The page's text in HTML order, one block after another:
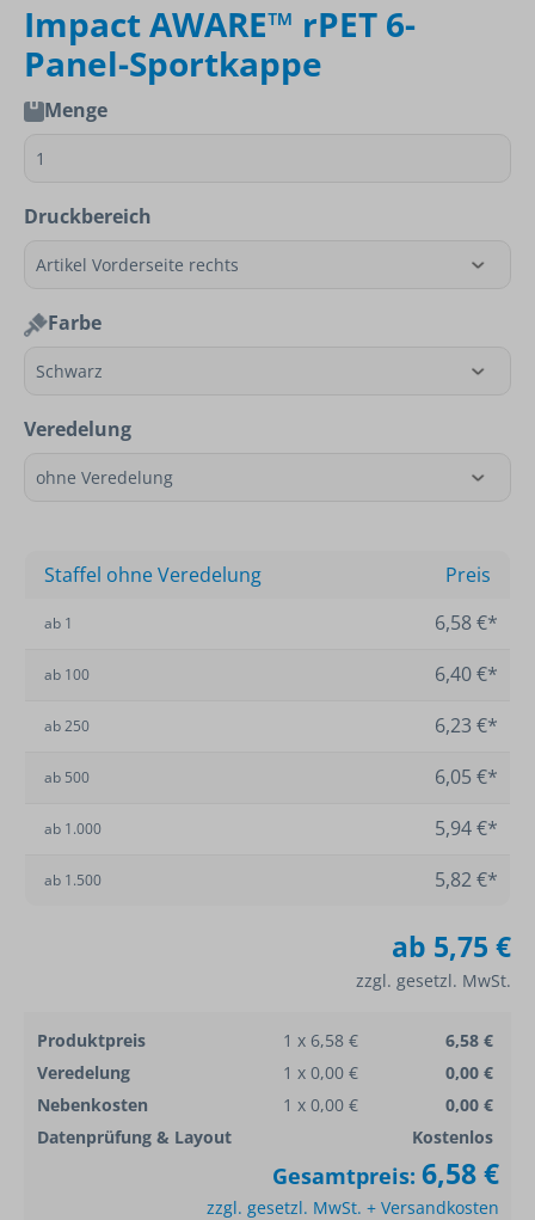
Impact AWARE™ rPET 6-
Panel-Sportkappe
Menge
Druckbereich
Farbe
Veredelung
Staffel ohne Veredelung Preis
ab 1 6,58 €*
ab 100 6,40 €*
ab250 6,23 €*
ab 500 6,05 €*
ab 1.000 5,94 €*
ab 1.500 5,82 €*
ab 5,75 €
zzgl. gesetzl. MwSt.
Produktpreis 1 x 6,58 €
6,58 €
Veredelung
1 x 0,00 €
0,00 €
Nebenkosten
1 x 0,00 €
0,00 €
Datenprüfung & Layout
Kostenlos
Gesamtpreis: 6,58 €
zzgl. gesetzl. MwSt. + Versandkosten